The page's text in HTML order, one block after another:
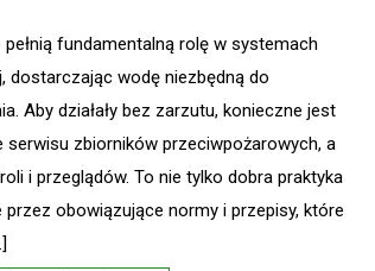
fundamentalną rolę w systemach
dostarczając wodę niezbędną do
Aby działały bez zarzutu, konieczne jest
serwisu zbiorników przeciwpożarowych, a
i przeglądów. To nie tylko dobra praktyka
przez obowiązujące normy i przepisy, które